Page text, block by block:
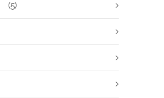
(5)